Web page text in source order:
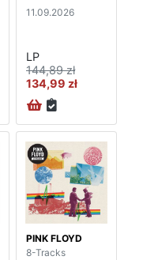
11.09.2026
LP
144,89 zł
134,99 zł
PINK FLOYD
8-Tracks